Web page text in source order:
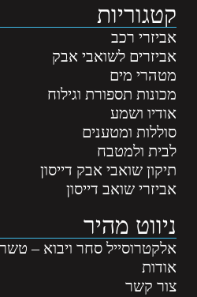
קטגוריות
אביזרי רכב
אביזרים לשואבי אבק
מטהרי מים
מכונות תספורת וגילוח
אודיו ושמע
סוללות ומטענים
לבית ולמטבח
תיקון שואבי אבק דייסון
אביזרי שואב דייסון
ניווט מהיר
אלקטרוסייל סחר ויבוא –
אודות
צור קשר